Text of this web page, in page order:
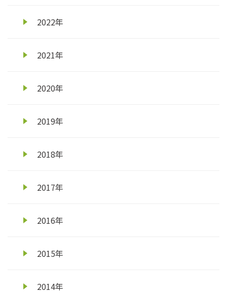
2022年
2021年
2020年
2019年
2018年
2017年
2016年
2015年
2014年